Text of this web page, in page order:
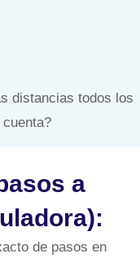
distancias todos los
a
de pasos en